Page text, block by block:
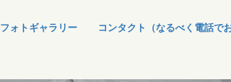
フォトギャラリー コンタクト（なるべく電話で